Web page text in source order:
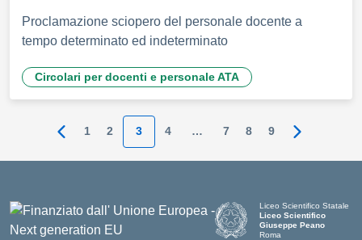
Proclamazione sciopero del personale docente a
tempo determinato ed indeterminato
Circolari per docenti e personale ATA
Pagina precedente
1 2 3 4 … 7 8 9 Pagina
Liceo Scientifico Statale
Liceo Scientifico
Giuseppe Peano
Roma